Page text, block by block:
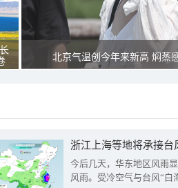
北京气温创今年来新高 焖蒸
浙江上海等地将承接台
今后几天，华东地区风雨
风雨。受冷空气与台风“白